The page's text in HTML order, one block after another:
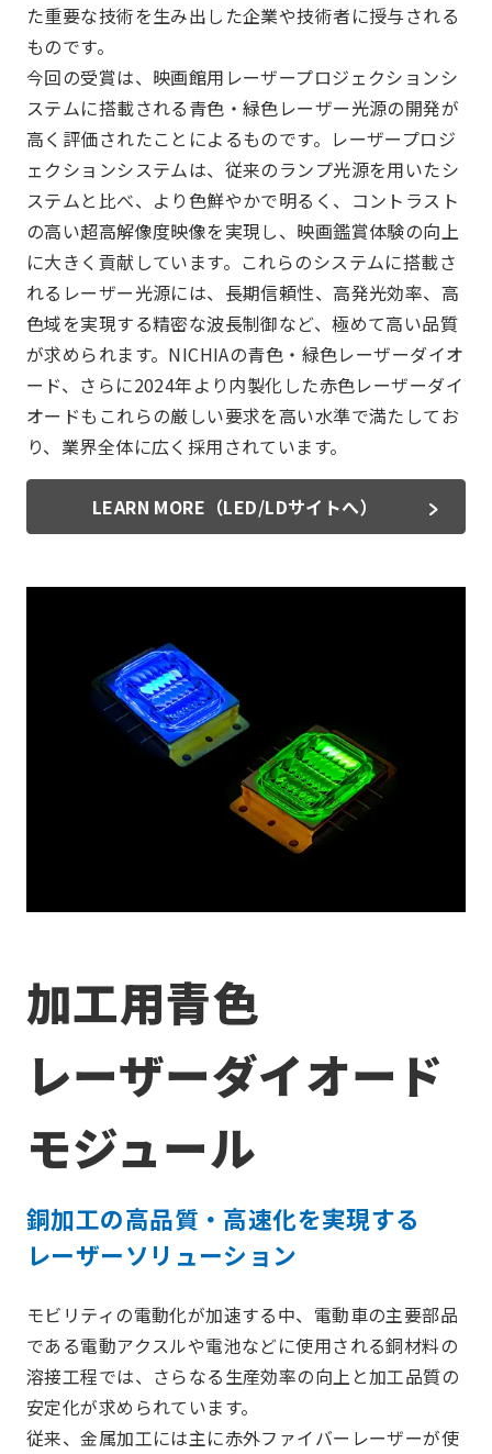
た重要な技術を生み出した企業や技術者に授与される
ものです。
今回の受賞は、映画館用レーザープロジェクションシ
ステムに搭載される青色・緑色レーザー光源の開発が
高く評価されたことによるものです。レーザープロジ
ェクションシステムは、従来のランプ光源を用いたシ
ステムと比べ、より色鮮やかで明るく、コントラスト
の高い超高解像度映像を実現し、映画鑑賞体験の向上
に大きく貢献しています。これらのシステムに搭載さ
れるレーザー光源には、長期信頼性、高発光効率、高
色域を実現する精密な波長制御など、極めて高い品質
が求められます。NICHIAの青色・緑色レーザーダイオ
ード、さらに2024年より内製化した赤色レーザーダイ
オードもこれらの厳しい要求を高い水準で満たしてお
り、業界全体に広く採用されています。
LEARN MORE（LED/LDサイトへ）
加工用青色
レーザーダイオード
モジュール
銅加工の高品質・高速化を実現する
レーザーソリューション
モビリティの電動化が加速する中、電動車の主要部品
である電動アクスルや電池などに使用される銅材料の
溶接工程では、さらなる生産効率の向上と加工品質の
安定化が求められています。
従来、金属加工には主に赤外ファイバーレーザーが使